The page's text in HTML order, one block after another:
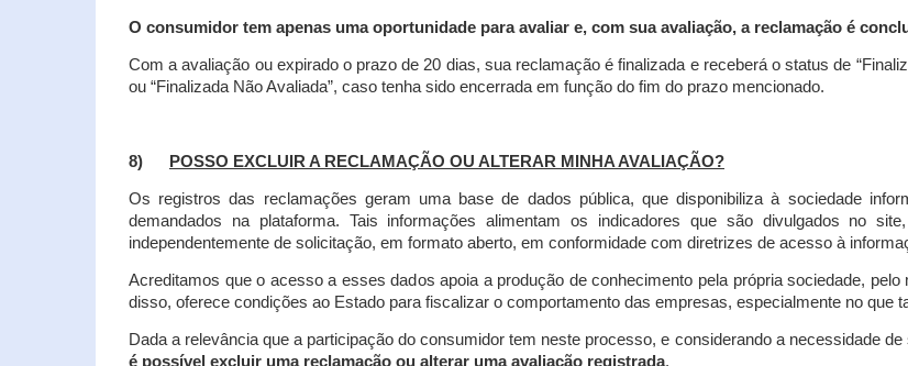
O consumidor tem apenas uma oportunidade para avaliar e, com sua avaliação, a reclamação é
Com a avaliação ou expirado o prazo de 20 dias, sua reclamação é finalizada e receberá o status de
ou “Finalizada Não Avaliada”, caso tenha sido encerrada em função do fim do prazo mencionado.
8) POSSO EXCLUIR A RECLAMAÇÃO OU ALTERAR MINHA AVALIAÇÃO?
Os registros das reclamações geram uma base de dados pública, que disponibiliza à sociedade
demandados na plataforma. Tais informações alimentam os indicadores que são divulgados no
independentemente de solicitação, em formato aberto, em conformidade com diretrizes de acesso à
Acreditamos que o acesso a esses dados apoia a produção de conhecimento pela própria sociedade,
disso, oferece condições ao Estado para fiscalizar o comportamento das empresas, especialmente no que
Dada a relevância que a participação do consumidor tem neste processo, e considerando a necessidade
é possível excluir uma reclamação ou alterar uma avaliação registrada.